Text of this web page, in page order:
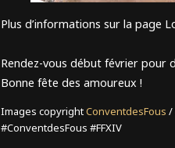
Plus d’informations sur la page
Rendez-vous début février pour
Bonne fête des amoureux !
Images copyrightConventdesFous /
#ConventdesFous #FFXIV